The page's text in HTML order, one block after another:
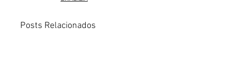
Posts Relacionados